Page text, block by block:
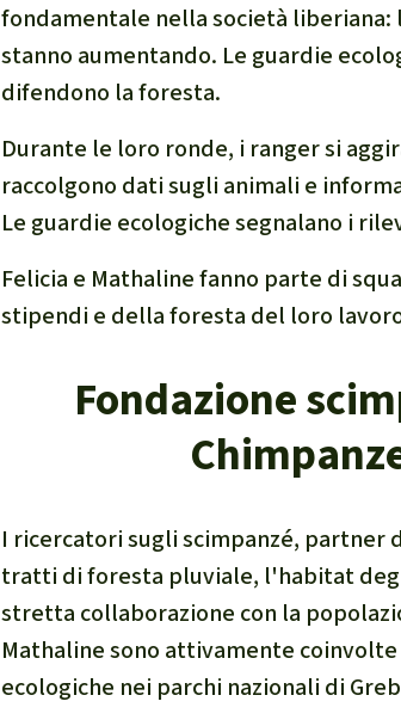
Pandemia e ambientalismo
Cambiamento climatico
fondamentale nella società
stanno aumentando. Le guardie
difendono la foresta.
Durante le loro ronde, i ranger si
raccolgono dati sugli animali e
Le guardie ecologiche segnalano i
Felicia e Mathaline fanno parte di
stipendi e della foresta del loro
Fondazione
I ricercatori sugli scimpanzé, partner
tratti di foresta pluviale, l'habitat
stretta collaborazione con la
Mathaline sono attivamente
ecologiche nei parchi nazionali di